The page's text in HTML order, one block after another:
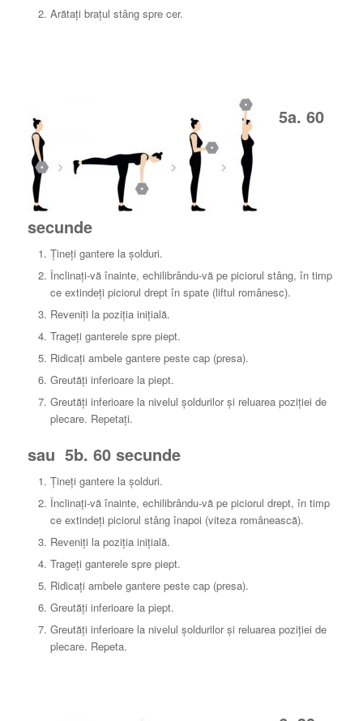
Arătați brațul stâng spre cer.
5a. 60
secunde
Țineți gantere la șolduri.
Înclinați-vă înainte, echilibrându-vă pe piciorul stâng, în timp
ce extindeți piciorul drept în spate (liftul românesc).
Reveniți la poziția inițială.
Trageți ganterele spre piept.
Ridicați ambele gantere peste cap (presa).
Greutăți inferioare la piept.
Greutăți inferioare la nivelul șoldurilor și reluarea poziției de
plecare. Repetați.
sau 5b. 60 secunde
Țineți gantere la șolduri.
Înclinați-vă înainte, echilibrându-vă pe piciorul drept, în timp
ce extindeți piciorul stâng înapoi (viteza românească).
Reveniți la poziția inițială.
Trageți ganterele spre piept.
Ridicați ambele gantere peste cap (presa).
Greutăți inferioare la piept.
Greutăți inferioare la nivelul șoldurilor și reluarea poziției de
plecare. Repeta.